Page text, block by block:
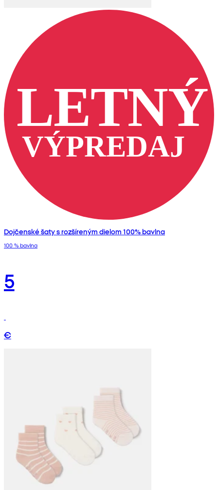
Dojčenské šaty s rozšíreným dielom 100% bavlna
100 % bavlna
5
€